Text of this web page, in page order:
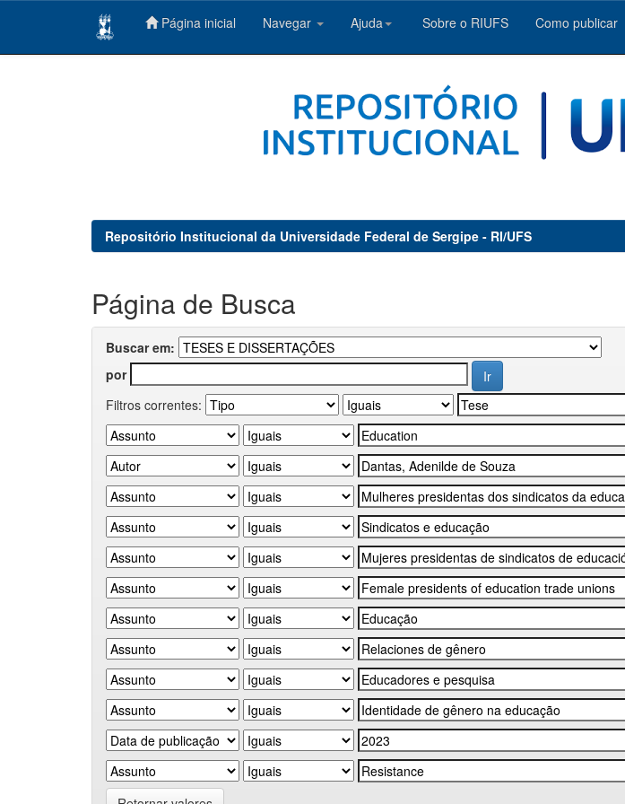
Página inicial Navegar Ajuda Sobre o RIUFS Como publicar
Repositório Institucional da Universidade Federal de Sergipe - RI/UFS
Página de Busca
Buscar em:
por
Filtros correntes: